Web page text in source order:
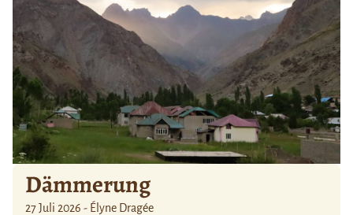
Dämmerung
27 Juli 2026 - Élyne Dragée